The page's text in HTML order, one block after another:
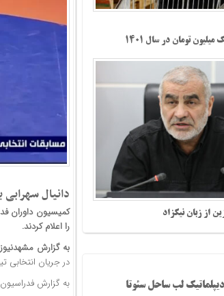
از زبان نیکزاد
لب ساحل سئوتا
دانیال
کمیسیون داوران
را اعلام کردند.
به گزارش مشهدنیوز
در جریان انتخابی
به گزارش